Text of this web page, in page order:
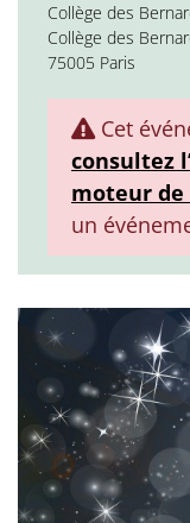
Collège des
Collège des
75005 Paris
Cet
consultez
moteur de
un